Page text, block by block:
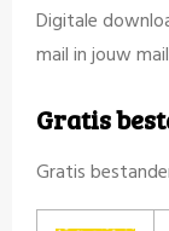
Digitale
mail in jouw
Gratis
Gratis